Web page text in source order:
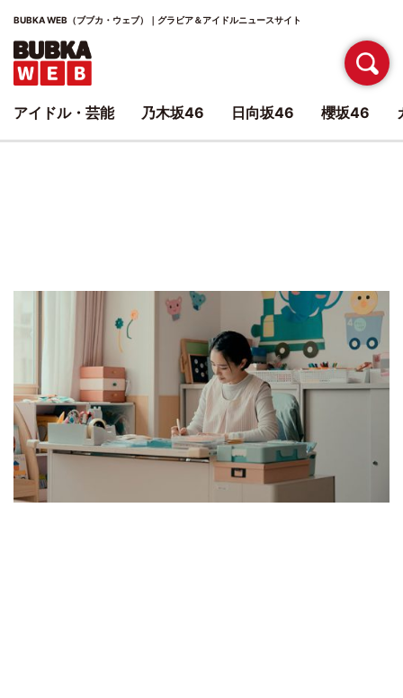
BUBKA WEB（ブブカ・ウェブ）｜グラビア＆アイドルニュースサイト
アイドル・芸能 乃木坂46 日向坂46 櫻坂46